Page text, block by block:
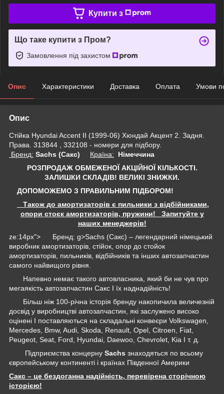
Купити з
Що таке купити з Пром?
Замовлення під захистом
Опис Характеристики Доставка Оплата Умови
Опис
Стійка Hyundai Accent II (1999-06) Хюндай Акцент 2. Задня.
Права. 313844 , 332108 - номери для підбору.
Бренд: Sachs (Сакс) Країна: Німеччина
РОЗПРОДАЖ ОБМЕЖЕНОЇ АКЦІЙНОЇ КІЛЬКОСТІ.
ЗАЛИШКИ СКЛАДІВ! ВЕЛИКІ ЗНИЖКИ.
ДОПОМОЖЕМО З ПРАВИЛЬНИМ ПІДБОРОМ!
Також до амортизаторів є пильники з відбійниками,
опори стоєк амортизаторів, пружини! Запитуйте у
наших менеджерів!
ze:14px"> Бренд: g>Sachs (Сакс) – легендарний німецький
виробник амортизаторів, стійок, опор до стойок
амортизаторів, пильників, відбійників та інших автозапчастин
самого найвищого рівня.
Напевно немає такого автовласника, який би не чув про
мегаякість автозапчастин Сакс І їх наднадійність!
Більш ніж 100-річна історія бренду накопичила величезній
досвід у виробництві автозапчастин, які заслужено високо
оцінені І поставляються на складальні конвеєри Volkswagen,
Mercedes, Bmw, Audi, Skoda, Renault, Opel, Citroen, Fiat,
Peugeot, Seat, Ford, Hyundai, Daewoo, Chevrolet, Kia І т. д.
Підприємства концерну Sachs знаходяться по всьому
європейському континенті і країнах Південної Америки
Сакс – це бездоганна надійність, перевірена сторічною
історією!